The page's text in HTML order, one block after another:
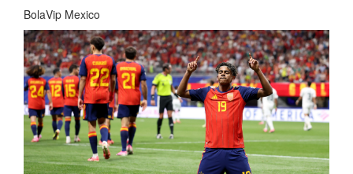
BolaVip Mexico